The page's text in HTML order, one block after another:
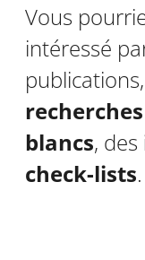
Vous
intéressé
recherches
blancs, des
check-lists.